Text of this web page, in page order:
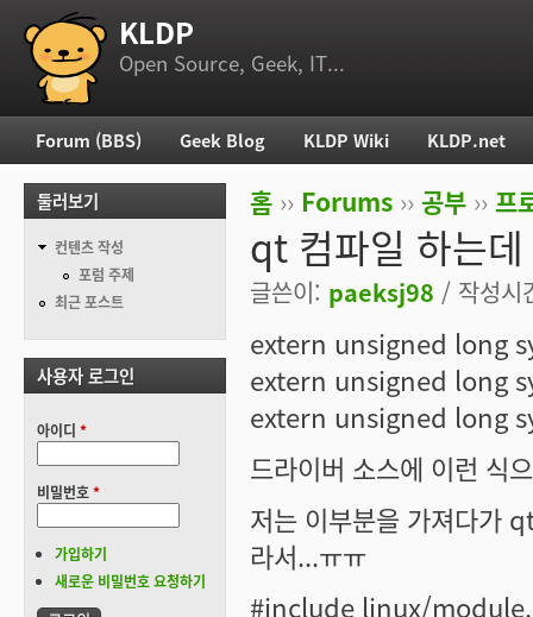
부 메뉴 KLDP
Open Source, Geek, IT...
현재 위치
홈 ›› Forums ›› 공부 ›› 프
qt 컴파일 하는
글쓴이: paeksj98 / 작성
extern unsigned long
extern unsigned long
extern unsigned long
드라이버 소스에 이런 식
저는 이부분을 가져다가
라서...ㅠㅠ
#include linux/
주 메뉴
Forum (BBS) Geek Blog KLDP Wiki KLDP.net
둘러보기
컨텐츠 작성
포럼 주제
최근 포스트
사용자 로그인
아이디 *
비밀번호*
가입하기
새로운 비밀번호 요청하기